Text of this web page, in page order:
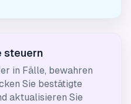
steuern
in Fälle, bewahren
Sie bestätigte
aktualisieren Sie